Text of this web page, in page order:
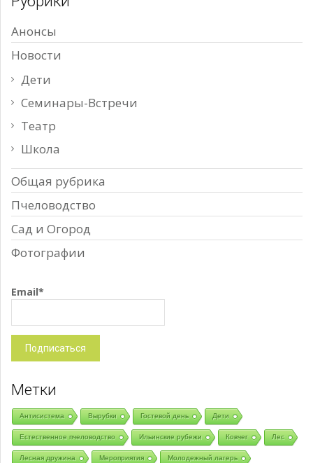
Анонсы
Новости
Дети
Семинары-Встречи
Театр
Школа
Общая рубрика
Пчеловодство
Сад и Огород
Фотографии
Email*
Метки
Антисистема Вырубки Гостевой день Дети
Естественное пчеловодство Ильинские рубежи Ковчег Лес
Лесная дружина Мероприятия Молодежный лагерь